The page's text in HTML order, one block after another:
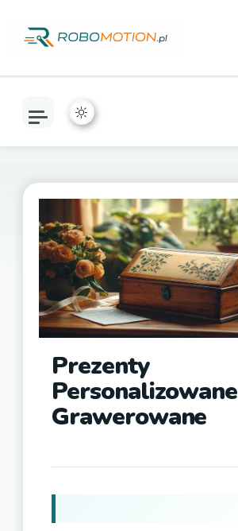
Prezenty
Personalizowane
Grawerowane